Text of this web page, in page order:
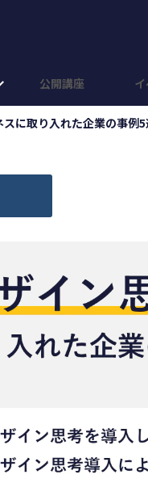
公開講座
に取り入れた企業の事例